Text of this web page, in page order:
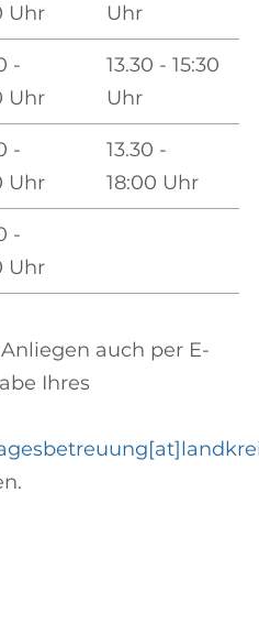
Uhr
Uhr
-
Uhr
13.30 - 15:30
Uhr
-
Uhr
13.30 -
18:00 Uhr
-
Uhr
auch per E-
Ihres